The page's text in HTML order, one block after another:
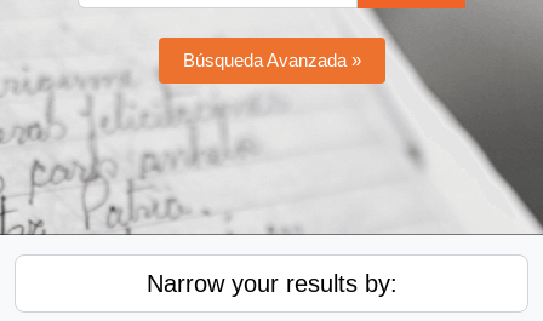
Búsqueda Avanzada »
Narrow your results by: